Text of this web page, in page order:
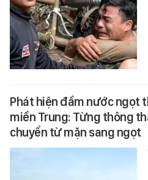
Phát hiện đầm nước ngọt
miền Trung: Từng thông
chuyển từ mặn sang ngọt